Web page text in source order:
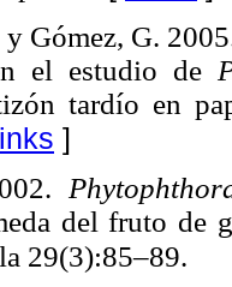
Gómez, G.
el estudio de
tardío en
]
del fruto de
29(3):85–89.